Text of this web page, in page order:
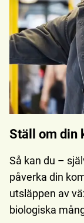
Ställ om din
Så kan du –
påverka din
utsläppen av
biologiska